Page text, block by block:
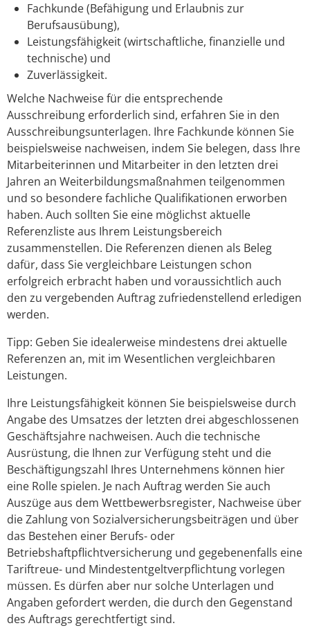
Fachkunde (Befähigung und Erlaubnis zur
Berufsausübung),
Leistungsfähigkeit (wirtschaftliche, finanzielle und
technische) und
Zuverlässigkeit.
Welche Nachweise für die entsprechende
Ausschreibung erforderlich sind, erfahren Sie in den
Ausschreibungsunterlagen. Ihre Fachkunde können Sie
beispielsweise nachweisen, indem Sie belegen, dass Ihre
Mitarbeiterinnen und Mitarbeiter in den letzten drei
Jahren an Weiterbildungsmaßnahmen teilgenommen
und so besondere fachliche Qualifikationen erworben
haben. Auch sollten Sie eine möglichst aktuelle
Referenzliste aus Ihrem Leistungsbereich
zusammenstellen. Die Referenzen dienen als Beleg
dafür, dass Sie vergleichbare Leistungen schon
erfolgreich erbracht haben und voraussichtlich auch
den zu vergebenden Auftrag zufriedenstellend erledigen
werden.
Tipp: Geben Sie idealerweise mindestens drei aktuelle
Referenzen an, mit im Wesentlichen vergleichbaren
Leistungen.
Ihre Leistungsfähigkeit können Sie beispielsweise durch
Angabe des Umsatzes der letzten drei abgeschlossenen
Geschäftsjahre nachweisen. Auch die technische
Ausrüstung, die Ihnen zur Verfügung steht und die
Beschäftigungszahl Ihres Unternehmens können hier
eine Rolle spielen. Je nach Auftrag werden Sie auch
Auszüge aus dem Wettbewerbsregister, Nachweise über
die Zahlung von Sozialversicherungsbeiträgen und über
das Bestehen einer Berufs- oder
Betriebshaftpflichtversicherung und gegebenenfalls eine
Tariftreue- und Mindestentgeltverpflichtung vorlegen
müssen. Es dürfen aber nur solche Unterlagen und
Angaben gefordert werden, die durch den Gegenstand
des Auftrags gerechtfertigt sind.